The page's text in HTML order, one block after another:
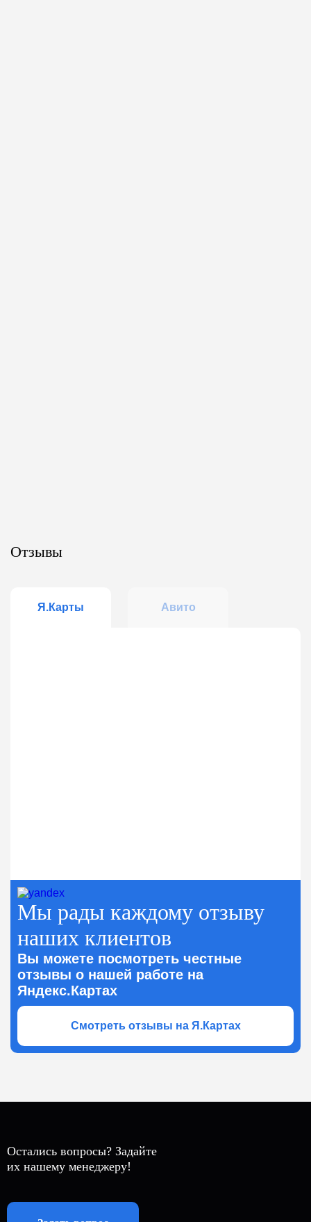
Отзывы
Я.Карты Авито
Мы рады каждому отзыву
наших клиентов
Вы можете посмотреть честные
отзывы о нашей работе на
Яндекс.Картах
Смотреть отзывы на Я.Картах
Остались вопросы? Задайте
их нашему менеджеру!